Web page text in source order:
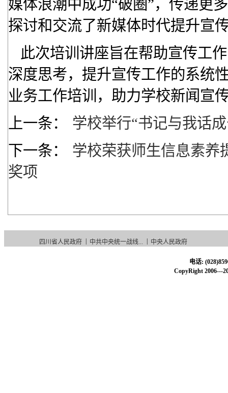
媒体浪潮中成功“破圈”，传递更
探讨和交流了新媒体时代提升宣
此次培训讲座旨在帮助宣传工
深度思考，提升宣传工作的系统
业务工作培训，助力学校新闻宣
上一条：
学校举行“书记与我话
下一条：
学校荣获师生信息素养
奖项
四川省人民政府 中共中央统一战线... 中央人民政府
电话:
CopyRight 2006---